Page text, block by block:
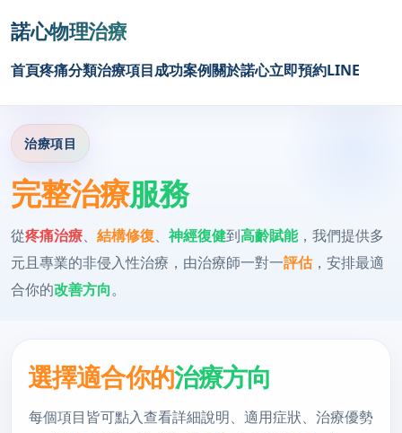
諾心物理治療
首頁疼痛分類治療項目成功案例關於諾心立即預約LINE
治療項目
完整治療服務
從疼痛治療、 結構修復、 神經復健到高齡賦能，我們提供多
元且專業的非侵入性治療，由治療師一對一評估，安排最適
合你的改善方向。
選擇適合你的治療方向
每個項目皆可點入查看詳細說明、適用症狀、治療優勢